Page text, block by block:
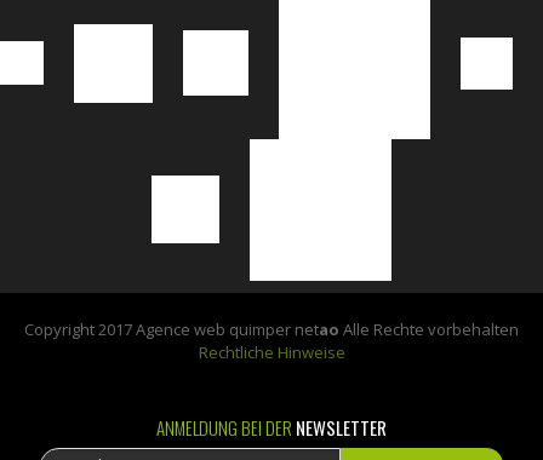
Copyright 2017 Agence web quimper netao Alle Rechte vorbehalten
Rechtliche Hinweise
ANMELDUNG BEI DER NEWSLETTER